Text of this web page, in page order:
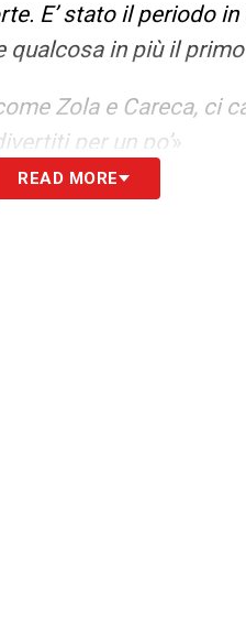
E’ stato il periodo
in più il
Zola e Careca, ci
per un po’»
Anche a me è capitato.
READ MORE